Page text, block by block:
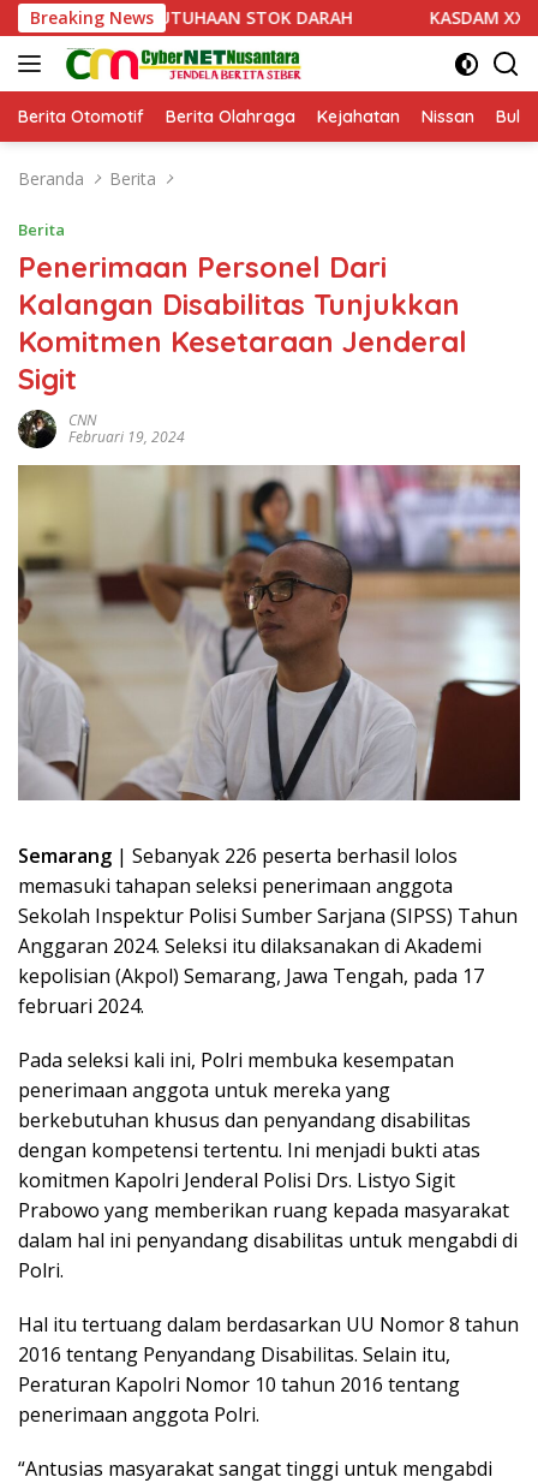
Langsung
ke
konten
Breaking News
STOK DARAH KASDAM XX/TUANKU IMAM
Berita Otomotif Berita Olahraga Kejahatan Nissan
Beranda Berita
Berita
Penerimaan Personel Dari
Kalangan Disabilitas Tunjukkan
Komitmen Kesetaraan Jenderal
Sigit
CNN
Februari 19, 2024
Semarang | Sebanyak 226 peserta berhasil lolos
memasuki tahapan seleksi penerimaan anggota
Sekolah Inspektur Polisi Sumber Sarjana (SIPSS) Tahun
Anggaran 2024. Seleksi itu dilaksanakan di Akademi
kepolisian (Akpol) Semarang, Jawa Tengah, pada 17
februari 2024.
Pada seleksi kali ini, Polri membuka kesempatan
penerimaan anggota untuk mereka yang
berkebutuhan khusus dan penyandang disabilitas
dengan kompetensi tertentu. Ini menjadi bukti atas
komitmen Kapolri Jenderal Polisi Drs. Listyo Sigit
Prabowo yang memberikan ruang kepada masyarakat
dalam hal ini penyandang disabilitas untuk mengabdi di
Polri.
Hal itu tertuang dalam berdasarkan UU Nomor 8 tahun
2016 tentang Penyandang Disabilitas. Selain itu,
Peraturan Kapolri Nomor 10 tahun 2016 tentang
penerimaan anggota Polri.
“Antusias masyarakat sangat tinggi untuk mengabdi